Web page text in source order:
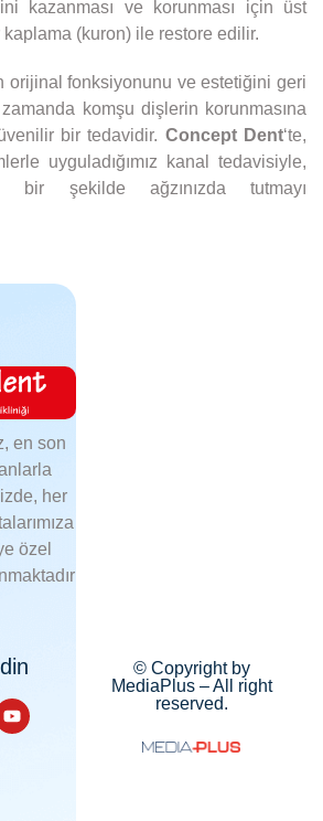
kazanması ve korunması için üst
(kuron) ile restore edilir.
orijinal fonksiyonunu ve estetiğini geri
zamanda komşu dişlerin korunmasına
bir tedavidir. Concept Dent‘te,
uyguladığımız kanal tedavisiyle,
bir şekilde ağzınızda tutmayı
en son
her
özel
© Copyright by
MediaPlus – All right
reserved.